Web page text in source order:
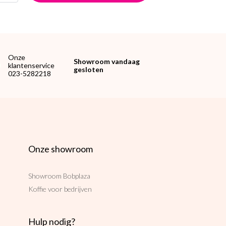
Onze
klantenservice
023-5282218
Showroom vandaag
gesloten
Onze showroom
Showroom Bobplaza
Koffie voor bedrijven
Hulp nodig?